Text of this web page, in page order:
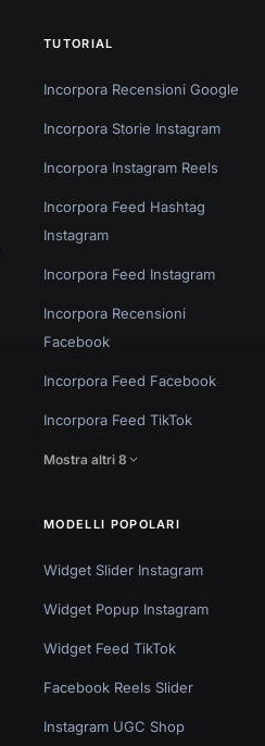
TUTORIAL
Incorpora Recensioni Google
Incorpora Storie Instagram
Incorpora Instagram Reels
Incorpora Feed Hashtag
Instagram
Incorpora Feed Instagram
Incorpora Recensioni
Facebook
Incorpora Feed Facebook
Incorpora Feed TikTok
Mostra altri 8
MODELLI POPOLARI
Widget Slider Instagram
Widget Popup Instagram
Widget Feed TikTok
Facebook Reels Slider
Instagram UGC Shop